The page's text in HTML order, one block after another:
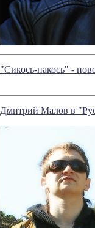
"Сикось-накось" -
Дмитрий Малов в